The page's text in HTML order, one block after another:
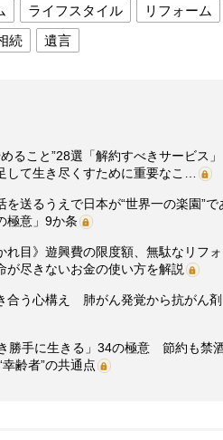
ライフスタイル
リフォーム
続 遺言
ること”28選「解約すべきサービス」
して生き尽くすために重要なこ…
送るうえで日本が“世界一の楽園”で
極意」9か条
れ目》遊興費の限度額、無駄なリフ
尽きないお金の使い方を解説
合う心構え 肺がん発覚から抗がん剤
勝手に生きる」34の極意 節約も禁
齢者”の共通点